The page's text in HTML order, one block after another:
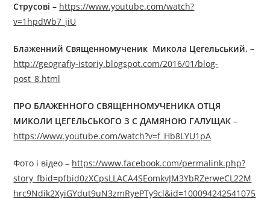
Струсові – https://www.youtube.com/watch?
v=1hpdWb7_jiU
Блаженний Священномученик Микола Цегельський. –
http://geografiy-istoriy.blogspot.com/2016/01/blog-
post_8.html
ПРО БЛАЖЕННОГО СВЯЩЕННОМУЧЕНИКА ОТЦЯ
МИКОЛИ ЦЕГЕЛЬСЬКОГО З С ДАМЯНОЮ ГАЛУЩАК –
https://www.youtube.com/watch?v=f_Hb8LYU1pA
Фото і відео – https://www.facebook.com/permalink.php?
story_fbid=pfbid0zXCpsLLACA4SEomkvJM3YbRZerweCL22M
hrc9Ndik2XyiGYdut9uN3zmRyePTy9cl&id=100094242541075